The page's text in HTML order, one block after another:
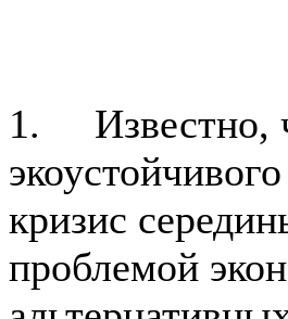
1. Известно,
кризис
проблемой